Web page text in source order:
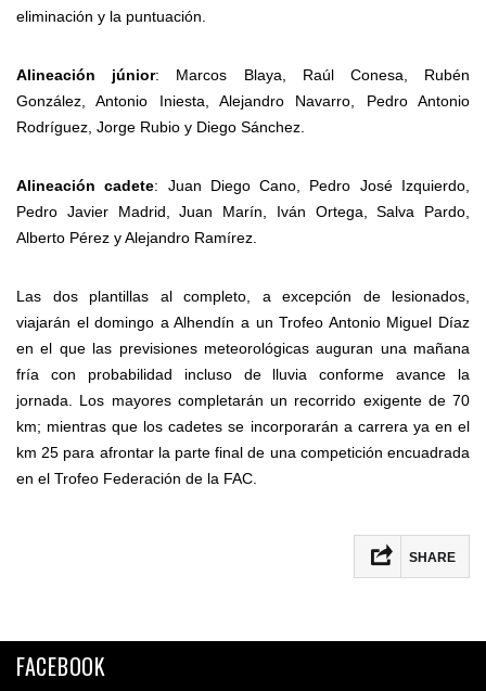
eliminación y la puntuación.
Alineación júnior: Marcos Blaya, Raúl Conesa, Rubén
González, Antonio Iniesta, Alejandro Navarro, Pedro Antonio
Rodríguez, Jorge Rubio y Diego Sánchez.
Alineación cadete: Juan Diego Cano, Pedro José Izquierdo,
Pedro Javier Madrid, Juan Marín, Iván Ortega, Salva Pardo,
Alberto Pérez y Alejandro Ramírez.
Las dos plantillas al completo, a excepción de lesionados,
viajarán el domingo a Alhendín a un Trofeo Antonio Miguel Díaz
en el que las previsiones meteorológicas auguran una mañana
fría con probabilidad incluso de lluvia conforme avance la
jornada. Los mayores completarán un recorrido exigente de 70
km; mientras que los cadetes se incorporarán a carrera ya en el
km 25 para afrontar la parte final de una competición encuadrada
en el Trofeo Federación de la FAC.
SHARE
Twitter
FACEBOOK